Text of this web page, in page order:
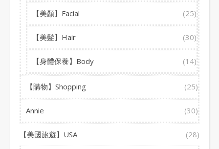
【美顏】Facial (25)
【美髮】Hair (30)
【身體保養】Body (14)
【購物】Shopping (25)
Annie (30)
【美國旅遊】USA (28)